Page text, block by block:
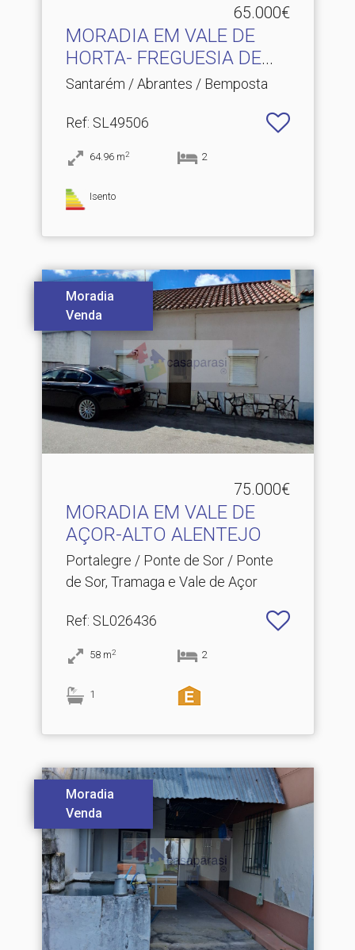
65.000€
MORADIA EM VALE DE
HORTA- FREGUESIA DE
BEMPOS.​..
Santarém / Abrantes / Bemposta
Ref: SL49506
64.96 m2 2
Isento
Moradia
Venda
75.000€
MORADIA EM VALE DE
AÇOR-ALTO ALENTEJO
Portalegre / Ponte de Sor / Ponte
de Sor, Tramaga e Vale de Açor
Ref: SL026436
58 m2 2
1
Moradia
Venda